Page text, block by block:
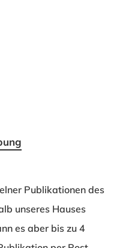
Publikationen des
unseres Hauses
es aber bis zu 4